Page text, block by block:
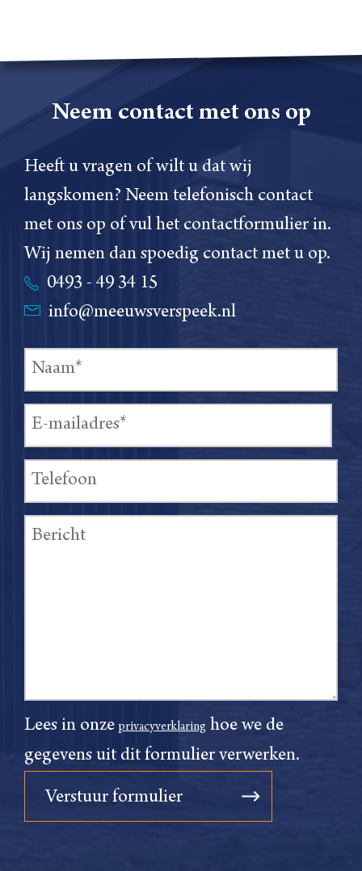
Neem contact met ons op
Heeft u vragen of wilt u dat wij
langskomen? Neem telefonisch contact
met ons op of vul het contactformulier in.
Wij nemen dan spoedig contact met u op.
0493 - 49 34 15
info@meeuwsverspeek.nl
Lees in onzeprivacyverklaring hoe we de
gegevens uit dit formulier verwerken.